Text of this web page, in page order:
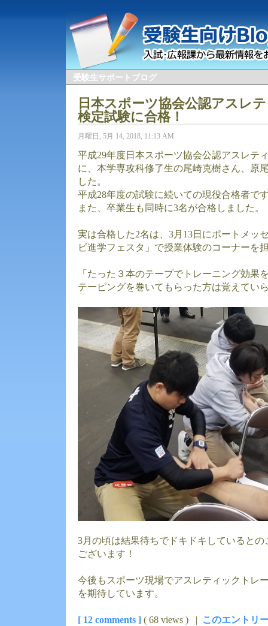
受験生サポートブログ
日本スポーツ協会公認アスレ
検定試験に合格！
月曜日, 5月 14, 2018, 11:13 AM
平成29年度日本スポーツ協会公認アスレテ
に、本学専攻科修了生の尾崎克樹さん、原
した。
平成28年度の試験に続いての現役合格者で
また、卒業生も同時に3名が合格しました。
実は合格した2名は、3月13日にポートメッ
ビ進学フェスタ」で授業体験のコーナーを
「たった３本のテープでトレーニング効果
テーピングを巻いてもらった方は覚えてい
3月の頃は結果待ちでドキドキしていると
ございます！
今後もスポーツ現場でアスレティックトレ
を期待しています。
[ 12 comments ] ( 68 views ) | このエントリ